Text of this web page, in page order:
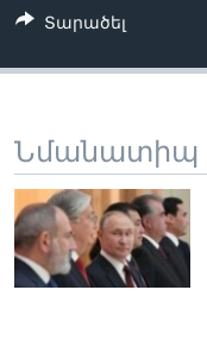
Տարածել
Նմանատիպ